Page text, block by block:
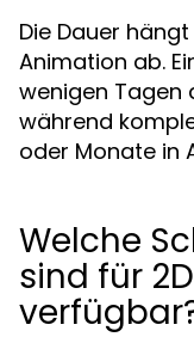
Die Dauer
Animation ab.
wenigen Tagen
während
oder Monate in
Welche
sind für